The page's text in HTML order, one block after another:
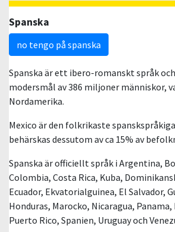
Spanska
no tengo på spanska
Spanska är ett ibero-romanskt språk
modersmål av 386 miljoner människor,
Nordamerika.
Mexico är den folkrikaste
behärskas dessutom av ca 15% av
Spanska är officiellt språk i Argentina,
Colombia, Costa Rica, Kuba,
Ecuador, Ekvatorialguinea, El Salvador,
Honduras, Marocko, Nicaragua, Panama,
Puerto Rico, Spanien, Uruguay och